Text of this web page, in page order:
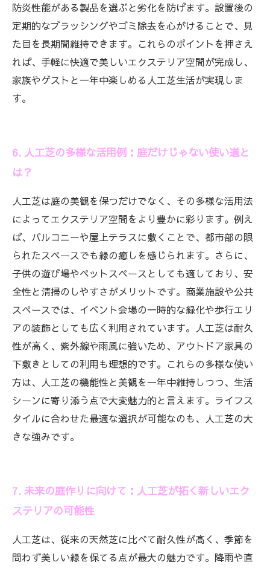
防炎性能がある製品を選ぶと劣化を防げます。設置後の
定期的なブラッシングやゴミ除去を心がけることで、見
た目を長期間維持できます。これらのポイントを押さえ
れば、手軽に快適で美しいエクステリア空間が完成し、
家族やゲストと一年中楽しめる人工芝生活が実現しま
す。
6. 人工芝の多様な活用例：庭だけじゃない使い道と
は？
人工芝は庭の美観を保つだけでなく、その多様な活用法
によってエクステリア空間をより豊かに彩ります。例え
ば、バルコニーや屋上テラスに敷くことで、都市部の限
られたスペースでも緑の癒しを感じられます。さらに、
子供の遊び場やペットスペースとしても適しており、安
全性と清掃のしやすさがメリットです。商業施設や公共
スペースでは、イベント会場の一時的な緑化や歩行エリ
アの装飾としても広く利用されています。人工芝は耐久
性が高く、紫外線や雨風に強いため、アウトドア家具の
下敷きとしての利用も理想的です。これらの多様な使い
方は、人工芝の機能性と美観を一年中維持しつつ、生活
シーンに寄り添う点で大変魅力的と言えます。ライフス
タイルに合わせた最適な選択が可能なのも、人工芝の大
きな強みです。
7. 未来の庭作りに向けて：人工芝が拓く新しいエク
ステリアの可能性
人工芝は、従来の天然芝に比べて耐久性が高く、季節を
問わず美しい緑を保てる点が最大の魅力です。降雨や直